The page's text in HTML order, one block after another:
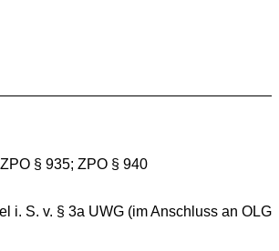
§ 935; ZPO § 940
i. S. v. § 3a UWG (im Anschluss an OLG